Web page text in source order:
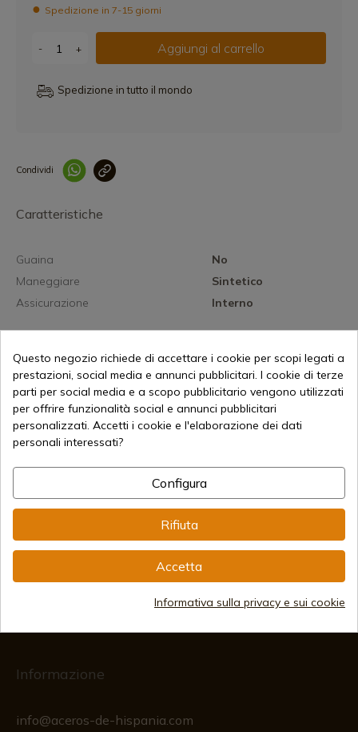
Spedizione in 7-15 giorni
- + Aggiungi al carrello
Spedizione in tutto il mondo
Condividi
Caratteristiche
Guaina
No
Maneggiare
Sintetico
Assicurazione
Interno
259,48 € Aggiungi al carrello
Vendita online dal 1998
Metodi di pagamento sicuri
Spedizioni Internazionali
Informazione
info@aceros-de-hispania.com
Questo negozio richiede di accettare i cookie per scopi legati a
prestazioni, social media e annunci pubblicitari. I cookie di terze
parti per social media e a scopo pubblicitario vengono utilizzati
per offrire funzionalità social e annunci pubblicitari
personalizzati. Accetti i cookie e l'elaborazione dei dati
personali interessati?
Configura
Rifiuta
Accetta
Informativa sulla privacy e sui cookie